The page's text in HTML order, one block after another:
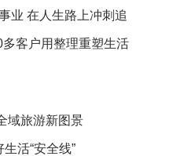
业 在人生路上冲刺追
客户用整理重塑生活
域旅游新图景
活“安全线”